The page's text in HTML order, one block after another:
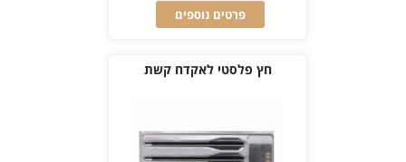
פרטים נוספים
חץ פלסטי לאקדח קשת